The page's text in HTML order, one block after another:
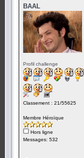
BAAL
Profil challenge
Classement : 21/55625
Membre Héroïque
Hors ligne
Messages: 532